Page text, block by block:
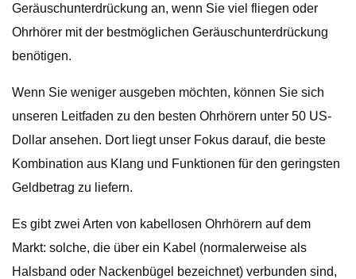
Geräuschunterdrückung an, wenn Sie viel fliegen oder
Ohrhörer mit der bestmöglichen Geräuschunterdrückung
benötigen.
Wenn Sie weniger ausgeben möchten, können Sie sich
unseren Leitfaden zu den besten Ohrhörern unter 50 US-
Dollar ansehen. Dort liegt unser Fokus darauf, die beste
Kombination aus Klang und Funktionen für den geringsten
Geldbetrag zu liefern.
Es gibt zwei Arten von kabellosen Ohrhörern auf dem
Markt: solche, die über ein Kabel (normalerweise als
Halsband oder Nackenbügel bezeichnet) verbunden sind,